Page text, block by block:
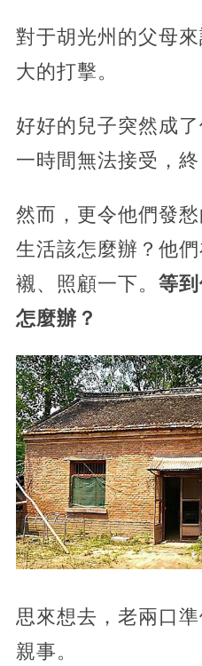
對于胡光州的父母
大的打擊。
好好的兒子突然成
一時間無法接受，終
然而，更令他們發
生活該怎麼辦？他
襯、照顧一下。 等
怎麼辦？
思來想去，老兩口
親事。